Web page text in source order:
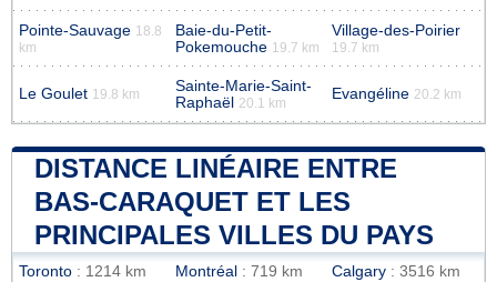
Pointe-Sauvage 18.8
km
Baie-du-Petit-
Pokemouche 19.7 km
Village-des-Poirier
19.7 km
Le Goulet 19.8 km
Sainte-Marie-Saint-
Raphaël 20.1 km
Evangéline 20.2 km
DISTANCE LINÉAIRE ENTRE
BAS-CARAQUET ET LES
PRINCIPALES VILLES DU PAYS
Toronto : 1214 km Montréal : 719 km Calgary : 3516 km